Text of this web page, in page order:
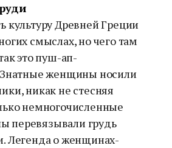
культуру Древней Греции
смыслах, но чего там
это пуш-ап-
Знатные женщины носили
никак не стесняя
немногочисленные
грудь
Легенда о женщинах-